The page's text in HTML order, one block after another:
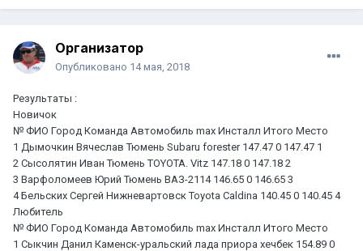
Организатор
Опубликовано 14 мая, 2018
Результаты :
Новичок
№ ФИО Город Команда Автомобиль max Инсталл Итого Место
1 Дымочкин Вячеслав Тюмень Subaru forester 147.47 0 147.47 1
2 Сысолятин Иван Тюмень TOYOTA. Vitz 147.18 0 147.18 2
3 Варфоломеев Юрий Тюмень ВАЗ-2114 146.65 0 146.65 3
4 Бельских Сергей Нижневартовск Toyota Caldina 140.45 0 140.45 4
Любитель
№ ФИО Город Команда Автомобиль max Инсталл Итого Место
1 Сыкчин Данил Каменск-уральский лада приора хечбек 154.89 0